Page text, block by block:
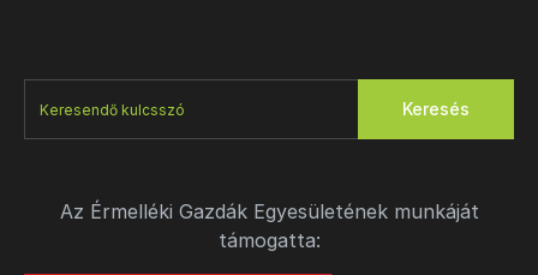
Keresés
Az Érmelléki Gazdák Egyesületének munkáját
támogatta: